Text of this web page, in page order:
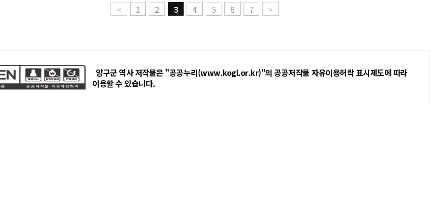
< 1 2 3 4 5 6 7 >
양구군 역사 저작물은 "공공누리(www.kogl.or.kr)"의 공공저작물 자유이용허락 표시제도에 따라
이용할 수 있습니다.